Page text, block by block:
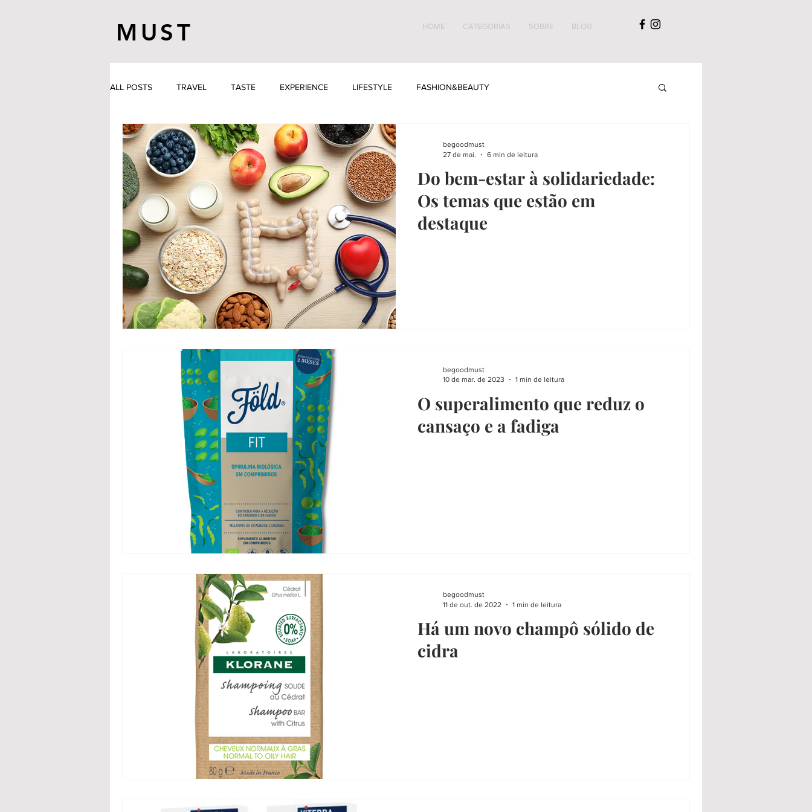
MUST HOME CATEGORIAS SOBRE BLOG
ALL POSTS TRAVEL TASTE EXPERIENCE LIFESTYLE FASHION&BEAUTY
Do bem-estar à solidariedade:
Os temas que estão em
destaque
begoodmust
27 de mai.
6 min de leitura
O superalimento que reduz o
cansaço e a fadiga
begoodmust
10 de mar. de 2023
1 min de leitura
Há um novo champô sólido de
cidra
begoodmust
11 de out. de 2022
1 min de leitura